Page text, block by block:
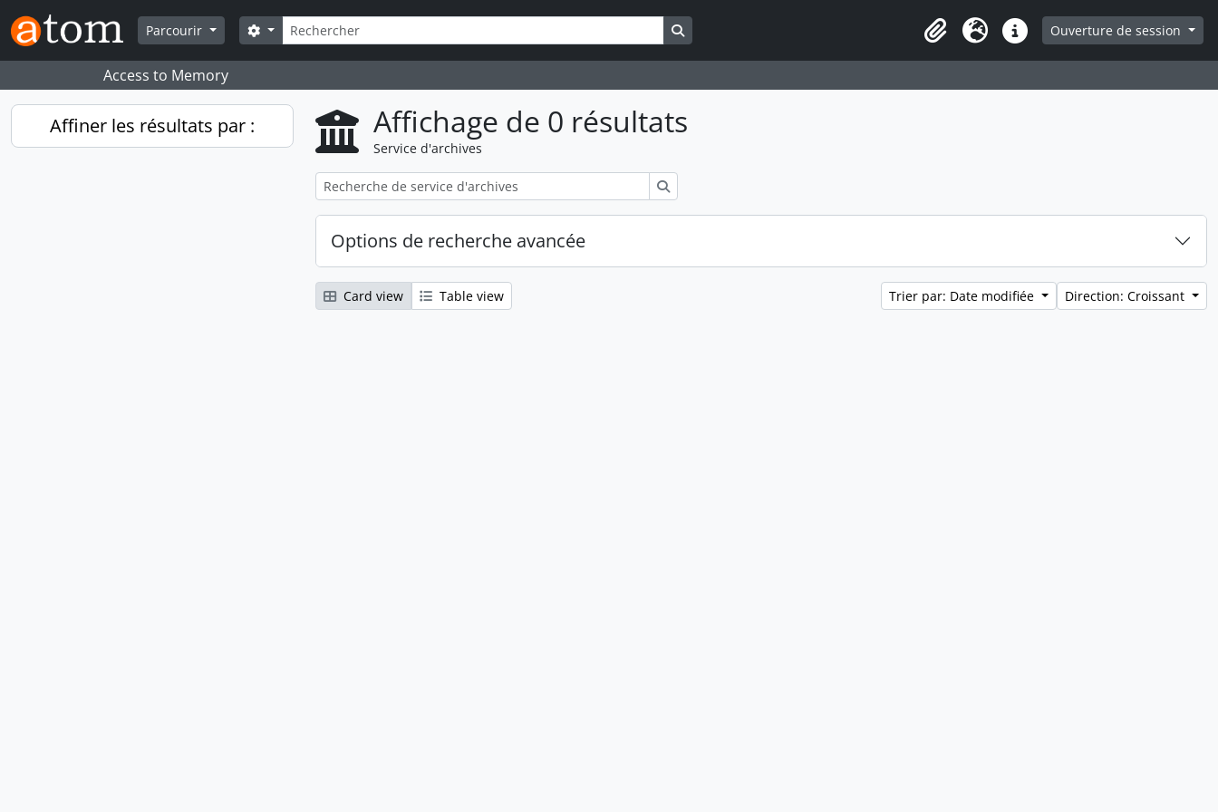
Skip to main content
Parcourir
Rechercher
Search options
Presse-papier
LangueLiens rapidesOuverture de session
Access to Memory
Affiner les résultats par : Affichage de 0 résultats
Service d'archives
Options de recherche avancée
Card view Table view Trier par: Date modifiée Direction: Croissant